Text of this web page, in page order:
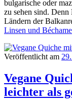
bulgarische oder
zu sehen sind. Denn
Ländern der
Linsen und
Veröffentlicht am
Vegane
leichter als